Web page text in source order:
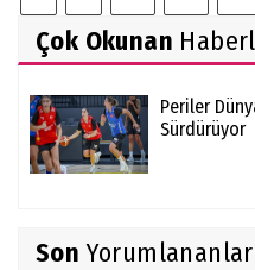
Çok Okunan
Periler
Sürdürüyor
Son Yorumlananlar